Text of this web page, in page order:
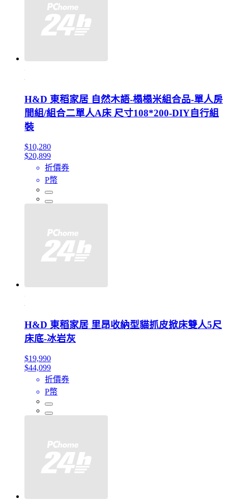
H&D 東稻家居 自然木語-榻榻米組合品-單人房
間組/組合二單人A床 尺寸108*200-DIY自行組
裝
$10,280
$20,899
折價券
P幣
H&D 東稻家居 里昂收納型貓抓皮掀床雙人5尺
床底-冰岩灰
$19,990
$44,099
折價券
P幣